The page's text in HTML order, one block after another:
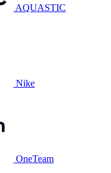
AQUASTIC
Nike
OneTeam